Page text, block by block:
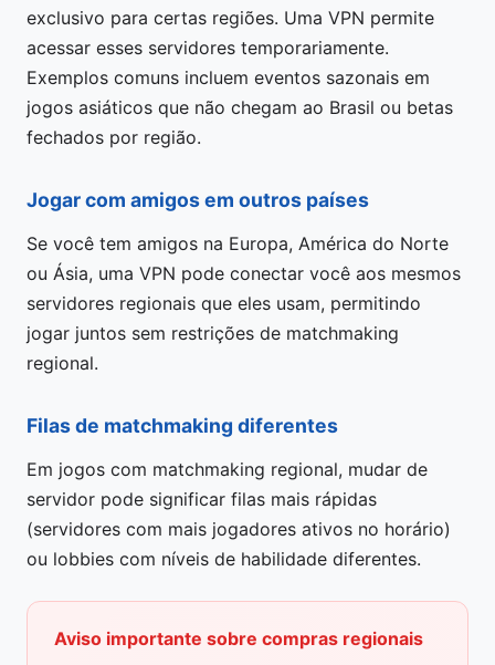
exclusivo para certas regiões. Uma VPN permite
acessar esses servidores temporariamente.
Exemplos comuns incluem eventos sazonais em
jogos asiáticos que não chegam ao Brasil ou betas
fechados por região.
Jogar com amigos em outros países
Se você tem amigos na Europa, América do Norte
ou Ásia, uma VPN pode conectar você aos mesmos
servidores regionais que eles usam, permitindo
jogar juntos sem restrições de matchmaking
regional.
Filas de matchmaking diferentes
Em jogos com matchmaking regional, mudar de
servidor pode significar filas mais rápidas
(servidores com mais jogadores ativos no horário)
ou lobbies com níveis de habilidade diferentes.
Aviso importante sobre compras regionais